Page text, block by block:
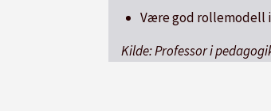
Være god rollemodell
Kilde: Professor i